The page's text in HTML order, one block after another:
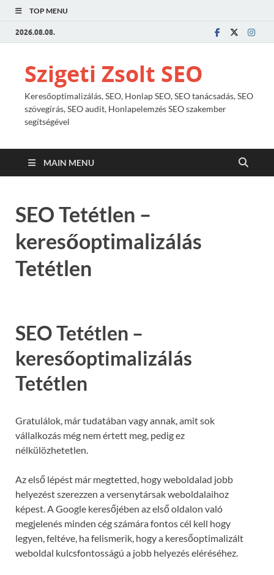
TOP MENU
2026.08.08.
Szigeti Zsolt SEO
Keresőoptimalizálás, SEO, Honlap SEO, SEO tanácsadás, SEO
szövegírás, SEO audit, Honlapelemzés SEO szakember
segítségével
MAIN MENU
SEO Tetétlen –
keresőoptimalizálás
Tetétlen
SEO Tetétlen –
keresőoptimalizálás
Tetétlen
Gratulálok, már tudatában vagy annak, amit sok
vállalkozás még nem értett meg, pedig ez
nélkülözhetetlen.
Az első lépést már megtetted, hogy weboldalad jobb
helyezést szerezzen a versenytársak weboldalaihoz
képest. A Google keresőjében az első oldalon való
megjelenés minden cég számára fontos cél kell hogy
legyen, feltéve, ha felismerik, hogy a keresőoptimalizált
weboldal kulcsfontosságú a jobb helyezés eléréséhez.